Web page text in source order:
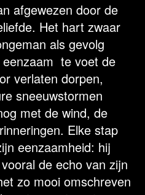
afgewezen door de
Het hart zwaar
als gevolg
te voet de
verlaten dorpen,
sneeuwstormen
met de wind, de
Elke stap
eenzaamheid: hij
de echo van zijn
zo mooi omschreven